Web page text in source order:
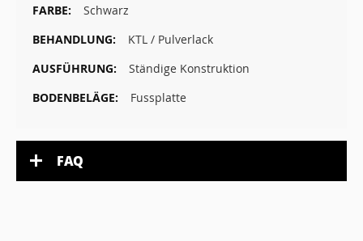
Schwarz
KTL / Pulverlack
Ständige Konstruktion
Fussplatte
FAQ